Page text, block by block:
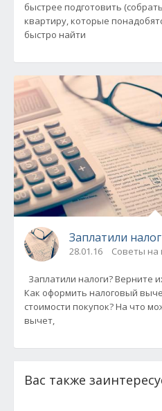
быстрее подготовить
квартиру, которые
быстро найти
Заплатили
28.01.16 Советы на
Заплатили налоги? Верните
Как оформить налоговый
стоимости покупок? На что
вычет,
Вас также